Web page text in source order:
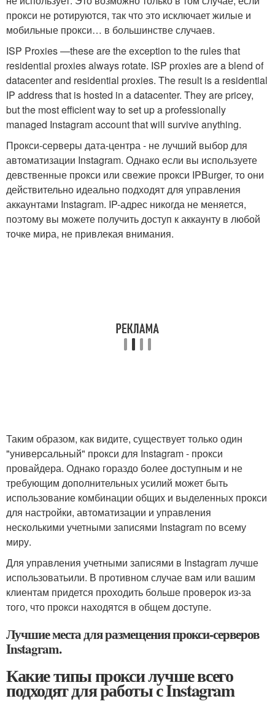
прокси не ротируются, так что это исключает жилые и
мобильные прокси… в большинстве случаев.
ISP Proxies —these are the exception to the rules that
residential proxies always rotate. ISP proxies are a blend of
datacenter and residential proxies. The result is a residential
IP address that is hosted in a datacenter. They are pricey,
but the most efficient way to set up a professionally
managed Instagram account that will survive anything.
Прокси-серверы дата-центра - не лучший выбор для
автоматизации Instagram. Однако если вы используете
девственные прокси или свежие прокси IPBurger, то они
действительно идеально подходят для управления
аккаунтами Instagram. IP-адрес никогда не меняется,
поэтому вы можете получить доступ к аккаунту в любой
точке мира, не привлекая внимания.
Таким образом, как видите, существует только один
"универсальный" прокси для Instagram - прокси
провайдера. Однако гораздо более доступным и не
требующим дополнительных усилий может быть
использование комбинации общих и выделенных прокси
для настройки, автоматизации и управления
несколькими учетными записями Instagram по всему
миру.
Для управления учетными записями в Instagram лучше
использоватьили. В противном случае вам или вашим
клиентам придется проходить больше проверок из-за
того, что прокси находятся в общем доступе.
Лучшие места для размещения прокси-серверов
Instagram.
Какие типы прокси лучше всего
подходят для работы с Instagram